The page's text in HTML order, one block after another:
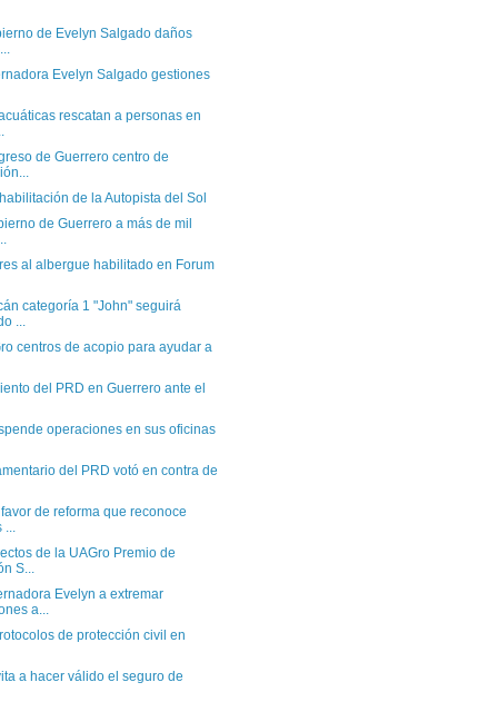
de Evelyn Salgado daños
Evelyn Salgado gestiones
rescatan a personas en
de Guerrero centro de
de la Autopista del Sol
de Guerrero a más de mil
al albergue habilitado en Forum
categoría 1 "John" seguirá
...
centros de acopio para ayudar a
del PRD en Guerrero ante el
operaciones en sus oficinas
del PRD votó en contra de
de reforma que reconoce
...
de la UAGro Premio de
S...
Evelyn a extremar
a...
de protección civil en
a hacer válido el seguro de